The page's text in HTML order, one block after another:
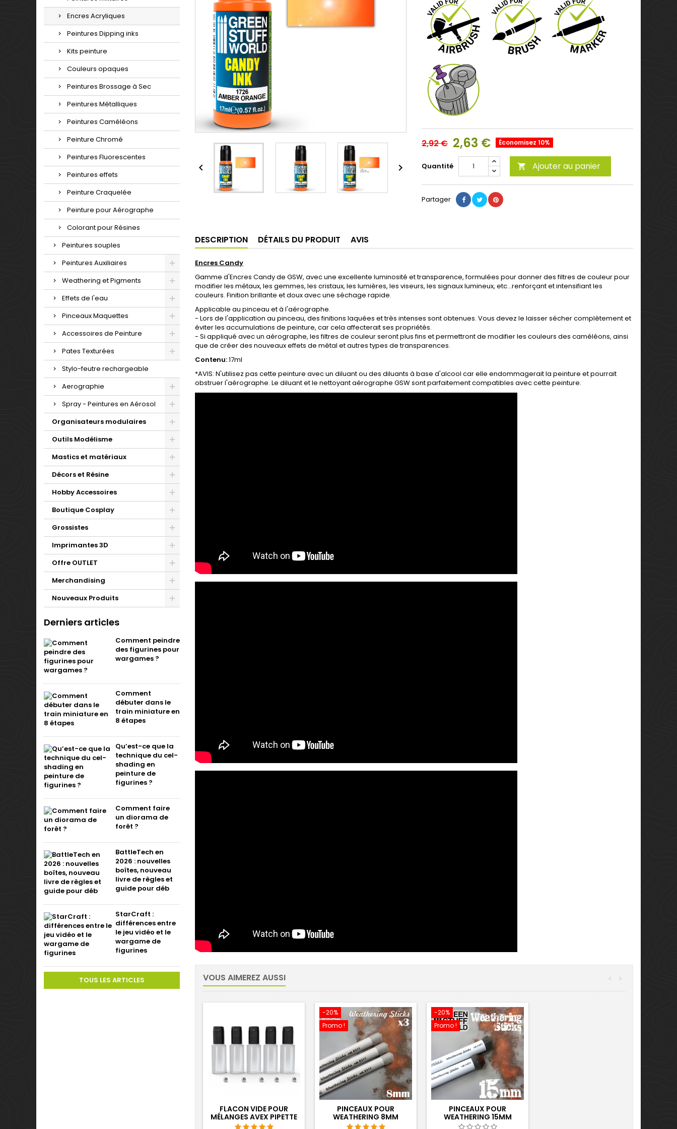
Encres Acryliques
Peintures Dipping inks
Kits peinture
Couleurs opaques
Peintures Brossage à Sec
Peintures Métalliques
Peintures Caméléons
Peinture Chromé
Peintures Fluorescentes
Peintures effets
Peinture Craquelée
Peinture pour Aérographe
Colorant pour Résines
Peintures souples
Peintures Auxiliaires
Weathering et Pigments
Effets de l'eau
Pinceaux Maquettes
Accessoires de Peinture
Pates Texturées
Stylo-feutre rechargeable
Aerographie
Spray - Peintures en Aérosol
Organisateurs modulaires
Outils Modélisme
Mastics et matériaux
Décors et Résine
Hobby Accessoires
Boutique Cosplay
Grossistes
Imprimantes 3D
Offre OUTLET
Merchandising
Nouveaux Produits
Derniers articles
Comment peindre
des figurines pour
wargames ?
Comment
débuter dans le
train miniature en
8 étapes
Qu’est-ce que la
technique du cel-
shading en
peinture de
figurines ?
Comment faire
un diorama de
forêt ?
BattleTech en
2026 : nouvelles
boîtes, nouveau
livre de règles et
guide pour déb
StarCraft :
différences entre
le jeu vidéo et le
wargame de
figurines
TOUS LES ARTICLES
 
2,92 € 2,63 € Économisez 10%
Quantité  Ajouter au panier
Partager
DESCRIPTION DÉTAILS DU PRODUIT AVIS
Encres Candy
Gamme d'Encres Candy de GSW, avec une excellente luminosité et transparence, formulées pour donner des filtres de couleur pour
modifier les métaux, les gemmes, les cristaux, les lumières, les viseurs, les signaux lumineux, etc...renforçant et intensifiant les
couleurs. Finition brillante et doux avec une séchage rapide.
Applicable au pinceau et à l'aérographe.
- Lors de l'application au pinceau, des finitions laquées et très intenses sont obtenues. Vous devez le laisser sécher complètement et
éviter les accumulations de peinture, car cela affecterait ses propriétés.
- Si appliqué avec un aérographe, les filtres de couleur seront plus fins et permettront de modifier les couleurs des caméléons, ainsi
que de créer des nouveaux effets de métal et autres types de transparences.
Contenu:17ml
*AVIS: N'utilisez pas cette peinture avec un diluant ou des diluants à base d'alcool car elle endommagerait la peinture et pourrait
obstruer l'aérographe. Le diluant et le nettoyant aérographe GSW sont parfaitement compatibles avec cette peinture.
VOUS AIMEREZ AUSSI >
<
FLACON VIDE POUR
MÉLANGES AVEX PIPETTE
DOSEUSE ET BILLES
-20%
Promo !
PINCEAUX POUR
WEATHERING 8MM
-20%
Promo !
PINCEAUX POUR
WEATHERING 15MM